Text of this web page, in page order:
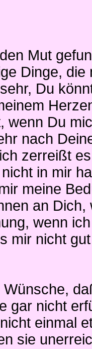
Mut
Dinge,
Du
wenn Du
nach
zerreißt
in mir
meine
an
wenn
mir nicht
gar nicht
einmal
sie